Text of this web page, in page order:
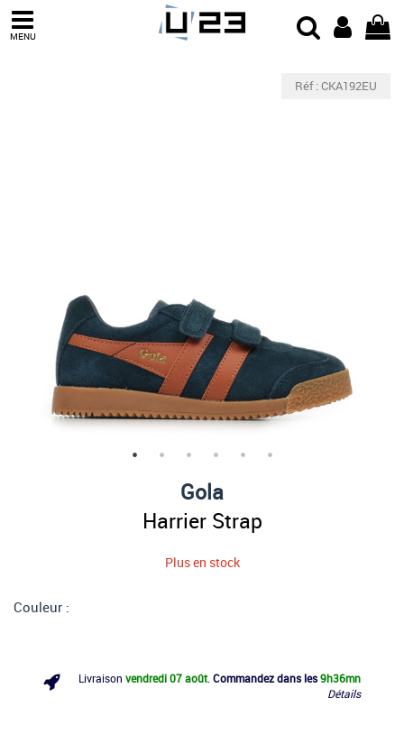
MENU
Réf : CKA192EU
Gola
Harrier Strap
Plus en stock
Couleur :
Livraison vendredi 07 août Commandez dans les9h36mn
Détails